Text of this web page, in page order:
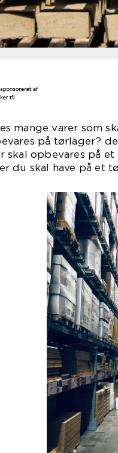
mange varer som
på tørlager?
skal opbevares på
du skal have på et